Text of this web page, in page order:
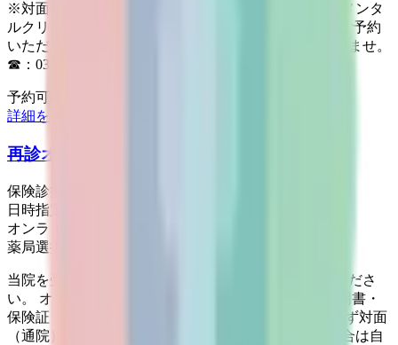
※対面でのご予約をお取りになりたい方は「渋谷365メンタ
ルクリニック」と検索していただき、当院のHPからご予約
いただくか、直接お電話にてご予約をお取りくださいませ。
☎：03-6452-6700
予約可能：
詳細を見る
再診オンライン診療
保険診療
日時指定予約
オンライン診療
薬局選択可
当院を受診されたことがある方はこちらからご予約くださ
い。 オンライン診療時はお手元に写真付きの身分証明書・
保険証・医療証をご用意ください。 3ヶ月に一度は必ず対面
（通院）での通院をいただきます。3ヶ月を超えた場合は自